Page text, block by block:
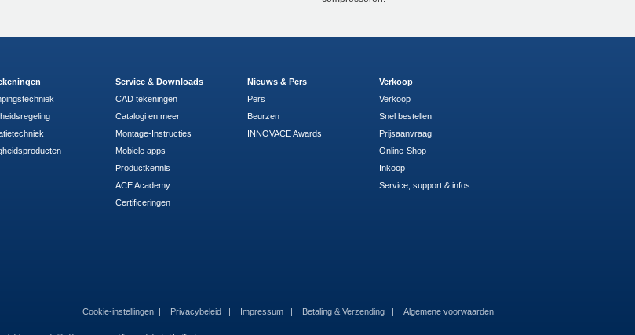
Service & Downloads
CAD tekeningen
Catalogi en meer
Montage-Instructies
Mobiele apps
Productkennis
ACE Academy
Certificeringen
Nieuws & Pers
Pers
Beurzen
INNOVACE Awards
Verkoop
Verkoop
Snel bestellen
Prijsaanvraag
Online-Shop
Inkoop
Service, support & infos
Cookie-instellingen Privacybeleid Impressum Betaling & Verzending Algemene voorwaarden